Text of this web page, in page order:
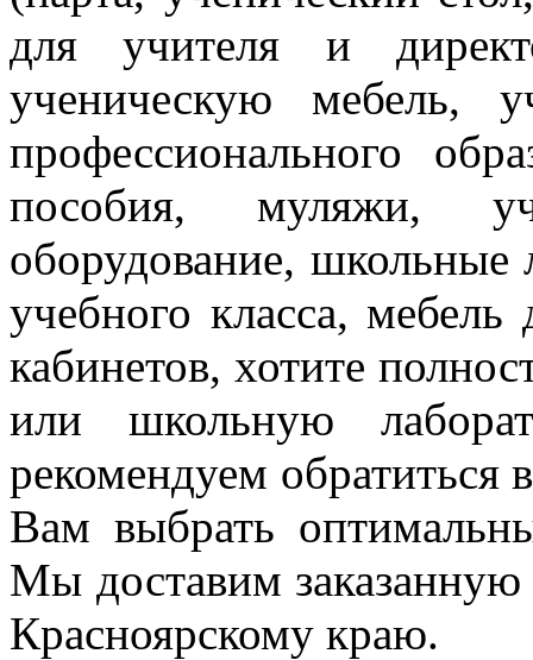
для учителя и
ученическую мебель,
профессионального
пособия, муляжи,
оборудование, школьные
учебного класса,
кабинетов, хотите
или школьную
рекомендуем
Вам выбрать
Мы доставим
Красноярскому краю.